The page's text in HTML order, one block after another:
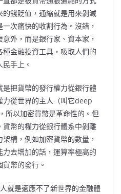
錢貶值，通縮就是用來剝減
次痛快的收割行為。沒錯，
外，而是銀行家、資本家，
金融投資工具，吸取人們的
手上。
把貨幣的發行權力從銀行體
力從世界的主人（叫它deep
所以加密貨幣是革命性的。但
幣的權力從銀行體系中剝離
構，例如加密貨幣的數量，
去增加的話，運算率極高的
幣的發行。
就是適應不了新世界的金融體